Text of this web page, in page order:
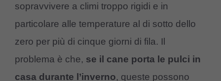
sopravvivere a climi troppo rigidi e in
particolare alle temperature al di sotto dello
zero per più di cinque giorni di fila. Il
problema è che, se il cane porta le pulci in
casa durante l’inverno, queste possono